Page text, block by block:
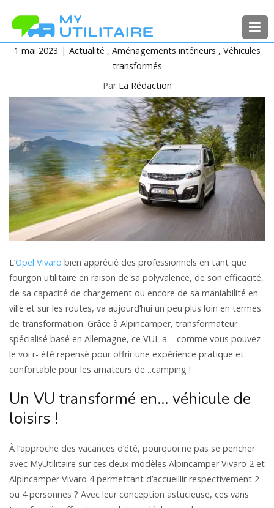
contenu
MyUtilitaire
Toute l’actualité des véhicules
1 mai 2023 Actualité Aménagements intérieurs
Véhicules
transformés
Par La Rédaction
L’Opel Vivaro bien apprécié des professionnels en tant que
fourgon utilitaire en raison de sa polyvalence, de son efficacité,
de sa capacité de chargement ou encore de sa maniabilité en
ville et sur les routes, va aujourd’hui un peu plus loin en termes
de transformation. Grâce à Alpincamper, transformateur
spécialisé basé en Allemagne, ce VUL a – comme vous pouvez
le voi r- été repensé pour offrir une expérience pratique et
confortable pour les amateurs de…camping !
Un VU transformé en… véhicule de
loisirs !
À l’approche des vacances d’été, pourquoi ne pas se pencher
avec MyUtilitaire sur ces deux modèles Alpincamper Vivaro 2 et
Alpincamper Vivaro 4 permettant d’accueillir respectivement 2
ou 4 personnes ? Avec leur conception astucieuse, ces vans